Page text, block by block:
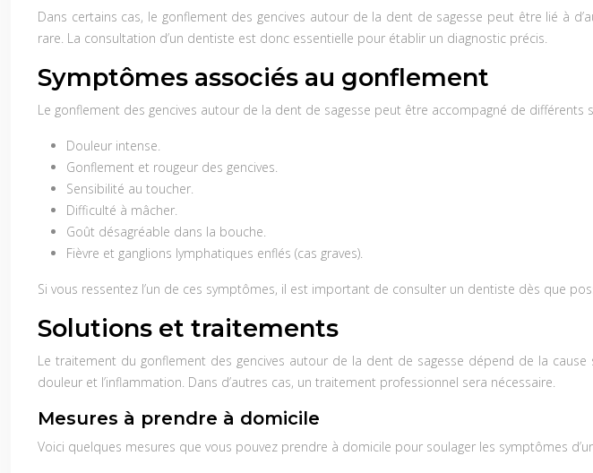
Dans certains cas, le gonflement des gencives autour de la dent de sagesse peut être lié à
rare. La consultation d’un dentiste est donc essentielle pour établir un diagnostic précis.
Symptômes associés au gonflement
Le gonflement des gencives autour de la dent de sagesse peut être accompagné de différents
Douleur intense.
Gonflement et rougeur des gencives.
Sensibilité au toucher.
Difficulté à mâcher.
Goût désagréable dans la bouche.
Fièvre et ganglions lymphatiques enflés (cas graves).
Si vous ressentez l’un de ces symptômes, il est important de consulter un dentiste dès que
Solutions et traitements
Le traitement du gonflement des gencives autour de la dent de sagesse dépend de la
douleur et l’inflammation. Dans d’autres cas, un traitement professionnel sera nécessaire.
Mesures à prendre à domicile
Voici quelques mesures que vous pouvez prendre à domicile pour soulager les symptômes